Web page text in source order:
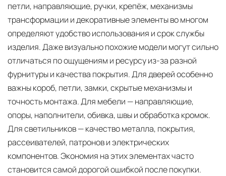
петли, направляющие, ручки, крепёж, механизмы
трансформации и декоративные элементы во многом
определяют удобство использования и срок службы
изделия. Даже визуально похожие модели могут сильно
отличаться по ощущениям и ресурсу из-за разной
фурнитуры и качества покрытия. Для дверей особенно
важны короб, петли, замки, скрытые механизмы и
точность монтажа. Для мебели — направляющие,
опоры, наполнители, обивка, швы и обработка кромок.
Для светильников — качество металла, покрытия,
рассеивателей, патронов и электрических
компонентов. Экономия на этих элементах часто
становится самой дорогой ошибкой после покупки.